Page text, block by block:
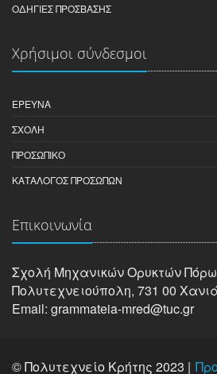
ΟΔΗΓΊΕΣ ΠΡΌΣΒΑΣΗΣ
Χρήσιμοι σύνδεσμοι
ΈΡΕΥΝΑ
ΣΧΟΛΉ
ΠΡΟΣΩΠΙΚΌ
ΚΑΤΆΛΟΓΟΣ ΠΡΟΣΏΠΩΝ
Επικοινωνία
Σχολή Μηχανικών Oρυκτών
Πολυτεχνειούπολη, 731 00
Email: grammateia-mred@tuc.gr
© Πολυτεχνείο Κρήτης 2023 |